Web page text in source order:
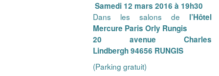
Samedi 12 mars 2016 à 19h30
Dans les salons de l’Hôtel
Mercure Paris Orly Rungis
20 avenue Charles
Lindbergh94656 RUNGIS
(Parking gratuit)